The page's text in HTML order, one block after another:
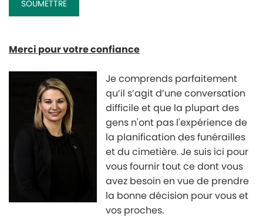
Merci pour votre confiance
Je comprends parfaitement
qu’il s’agit d’une conversation
difficile et que la plupart des
gens n'ont pas l'expérience de
la planification des funérailles
et du cimetière. Je suis ici pour
vous fournir tout ce dont vous
avez besoin en vue de prendre
la bonne décision pour vous et
vos proches.